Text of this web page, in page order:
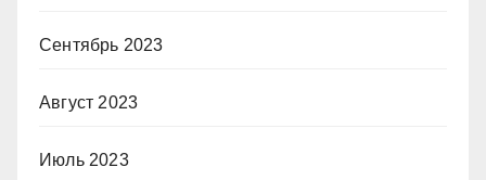
Сентябрь 2023
Август 2023
Июль 2023